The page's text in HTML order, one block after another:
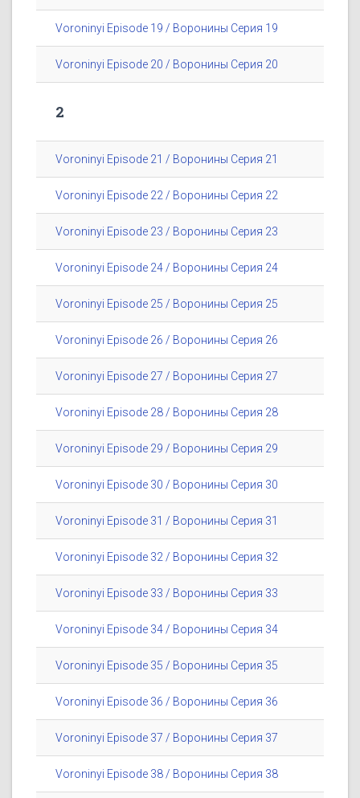
Voroninyi Episode 19 / Воронины Серия 19
Voroninyi Episode 20 / Воронины Серия 20
2
Voroninyi Episode 21 / Воронины Серия 21
Voroninyi Episode 22 / Воронины Серия 22
Voroninyi Episode 23 / Воронины Серия 23
Voroninyi Episode 24 / Воронины Серия 24
Voroninyi Episode 25 / Воронины Серия 25
Voroninyi Episode 26 / Воронины Серия 26
Voroninyi Episode 27 / Воронины Серия 27
Voroninyi Episode 28 / Воронины Серия 28
Voroninyi Episode 29 / Воронины Серия 29
Voroninyi Episode 30 / Воронины Серия 30
Voroninyi Episode 31 / Воронины Серия 31
Voroninyi Episode 32 / Воронины Серия 32
Voroninyi Episode 33 / Воронины Серия 33
Voroninyi Episode 34 / Воронины Серия 34
Voroninyi Episode 35 / Воронины Серия 35
Voroninyi Episode 36 / Воронины Серия 36
Voroninyi Episode 37 / Воронины Серия 37
Voroninyi Episode 38 / Воронины Серия 38